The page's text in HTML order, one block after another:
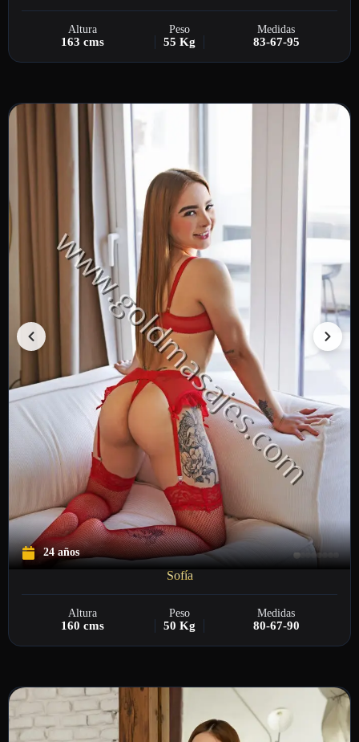
Altura Peso Medidas
163 cms 55 Kg 83-67-95
24 años
Sofía
Altura Peso Medidas
160 cms 50 Kg 80-67-90